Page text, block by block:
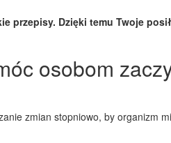
przepisy. Dzięki temu Twoje
osobom
zmian stopniowo, by organizm